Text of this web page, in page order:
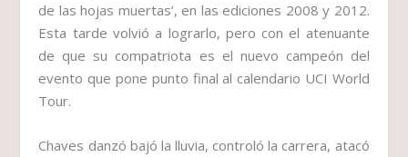
de las hojas muertas’, en las ediciones 2008 y 2012.
Esta tarde volvió a lograrlo, pero con el atenuante
de que su compatriota es el nuevo campeón del
evento que pone punto final al calendario UCI World
Tour.
Chaves danzó bajó la lluvia, controló la carrera, atacó